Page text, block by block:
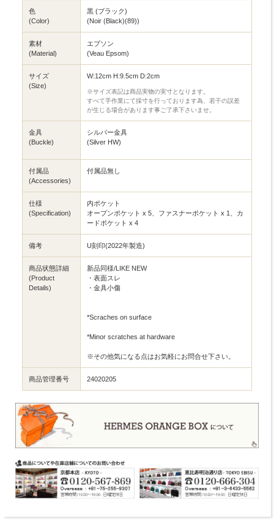
色
(Color)
黒 (ブラック)
(Noir (Black)(89))
素材
(Material)
エプソン
(Veau Epsom)
サイズ
(Size)
W:12cm H:9.5cm D:2cm
※サイズ表記は商品実物の実寸となります。
すべて手作業にて採寸を行っております為、若干の誤差
が生じる場合があります事ご了承下さいませ。
金具
(Buckle)
シルバー金具
(Silver HW)
付属品
(Accessories)
付属品無し
仕様
(Specification)
内ポケット
オープンポケット x 5、ファスナーポケット x 1、カ
ードポケット x 4
備考 U刻印(2022年製造)
商品状態詳細
(Product
Details)
新品同様/LIKE NEW
・表面スレ
・金具小傷
*Scraches on surface
*Minor scratches at hardware
※その他気になる点はお気軽にお問合せ下さい。
商品管理番号 24020205